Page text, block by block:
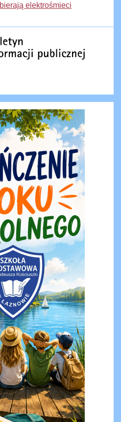
elektrośmieci